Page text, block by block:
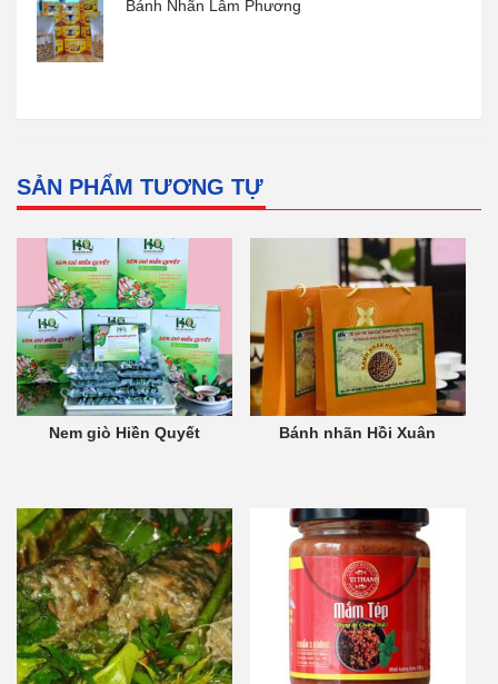
Bánh Nhãn Lâm Phương
SẢN PHẨM TƯƠNG TỰ
Nem giò Hiền Quyết Bánh nhãn Hồi Xuân